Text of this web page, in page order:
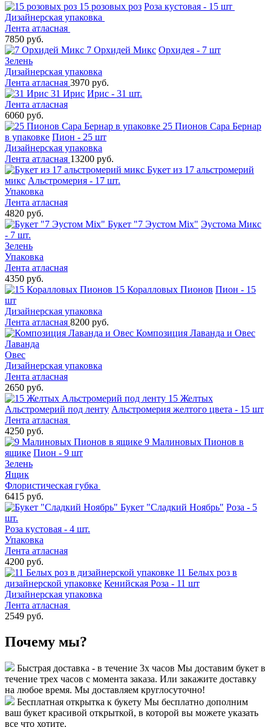
15 розовых роз Роза кустовая - 15 шт
Дизайнерская упаковка
Лента атласная
7850 руб.
7 Орхидей Микс Орхидея - 7 шт
Зелень
Дизайнерская упаковка
Лента атласная 3970 руб.
31 Ирис Ирис - 31 шт.
Лента атласная
6060 руб.
25 Пионов Сара Бернар
в упаковке Пион - 25 шт
Дизайнерская упаковка
Лента атласная 13200 руб.
Букет из 17 альстромерий
микс Альстромерия - 17 шт.
Упаковка
Лента атласная
4820 руб.
Букет "7 Эустом Mix" Эустома Микс
- 7 шт.
Зелень
Упаковка
Лента атласная
4350 руб.
15 Коралловых Пионов Пион - 15
шт
Дизайнерская упаковка
Лента атласная 8200 руб.
Композиция Лаванда и Овес
Лаванда
Овес
Дизайнерская упаковка
Лента атласная
2650 руб.
15 Желтых
Альстромерий под ленту Альстромерия желтого цвета - 15 шт
Лента атласная
4250 руб.
9 Малиновых Пионов в
ящике Пион - 9 шт
Зелень
Ящик
Флористическая губка
6415 руб.
Букет "Сладкий Ноябрь" Роза - 5
шт.
Роза кустовая - 4 шт.
Упаковка
Лента атласная
4200 руб.
11 Белых роз в
дизайнерской упаковке Кенийская Роза - 11 шт
Дизайнерская упаковка
Лента атласная
2549 руб.
Почему мы?
Быстрая доставка - в течение 3х часов Мы доставим букет в
течение трех часов с момента заказа. Или закажите доставку
на любое время. Мы доставляем круглосуточно!
Бесплатная открытка к букету Мы бесплатно дополним
ваш букет красивой открыткой, в которой вы можете указать
все что хотите.